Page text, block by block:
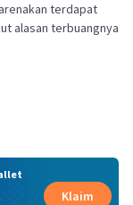
terdapat
alasan terbuangnya
Klaim